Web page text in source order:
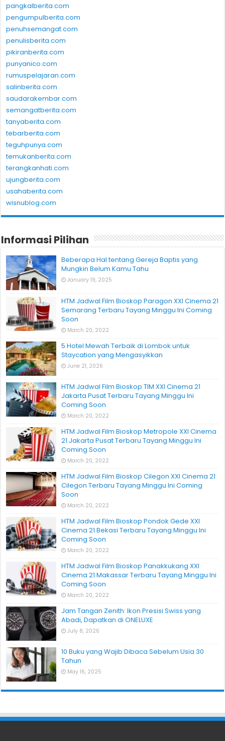
pangkalberita.com
pengumpulberita.com
penuhsemangat.com
penulisberita.com
pikiranberita.com
punyanico.com
rumuspelajaran.com
salinberita.com
saudarakembar.com
semangatberita.com
tanyaberita.com
tebarberita.com
teguhpunya.com
temukanberita.com
terangkanhati.com
ujungberita.com
usahaberita.com
wisnublog.com
Informasi Pilihan
Beberapa Hal tentang Gereja Baptis yang
Mungkin Belum Kamu Tahu
January 19, 2025
HTM Jadwal Film Bioskop Paragon XXI Cinema 21
Semarang Terbaru Tayang Minggu Ini Coming
Soon
March 20, 2022
5 Hotel Mewah Terbaik di Lombok untuk
Staycation yang Mengasyikkan
June 21, 2026
HTM Jadwal Film Bioskop TIM XXI Cinema 21
Jakarta Pusat Terbaru Tayang Minggu Ini
Coming Soon
March 20, 2022
HTM Jadwal Film Bioskop Metropole XXI Cinema
21 Jakarta Pusat Terbaru Tayang Minggu Ini
Coming Soon
March 20, 2022
HTM Jadwal Film Bioskop Cilegon XXI Cinema 21
Cilegon Terbaru Tayang Minggu Ini Coming
Soon
March 20, 2022
HTM Jadwal Film Bioskop Pondok Gede XXI
Cinema 21 Bekasi Terbaru Tayang Minggu Ini
Coming Soon
March 20, 2022
HTM Jadwal Film Bioskop Panakkukang XXI
Cinema 21 Makassar Terbaru Tayang Minggu Ini
Coming Soon
March 20, 2022
Jam Tangan Zenith: Ikon Presisi Swiss yang
Abadi, Dapatkan di ONELUXE
July 8, 2026
10 Buku yang Wajib Dibaca Sebelum Usia 30
Tahun
May 16, 2025